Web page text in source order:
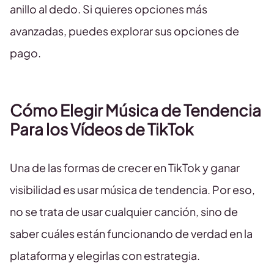
anillo al dedo. Si quieres opciones más
avanzadas, puedes explorar sus opciones de
pago.
Cómo Elegir Música de Tendencia
Para los Vídeos de TikTok
Una de las formas de crecer en TikTok y ganar
visibilidad es usar música de tendencia. Por eso,
no se trata de usar cualquier canción, sino de
saber cuáles están funcionando de verdad en la
plataforma y elegirlas con estrategia.